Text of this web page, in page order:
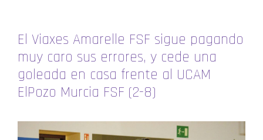
El Viaxes Amarelle FSF sigue pagando
muy caro sus errores, y cede una
goleada en casa frente al UCAM
ElPozo Murcia FSF (2-8)